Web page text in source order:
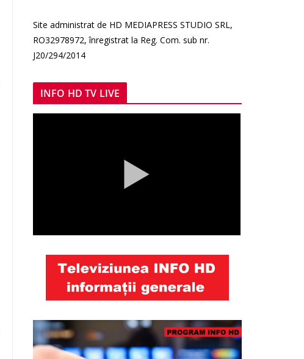
Site administrat de HD MEDIAPRESS STUDIO SRL,
RO32978972, înregistrat la Reg. Com. sub nr.
J20/294/2014
INFO HD TV LIVE